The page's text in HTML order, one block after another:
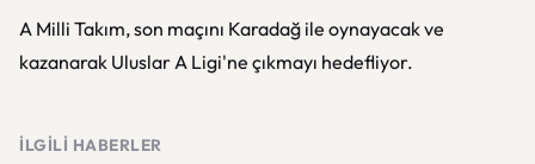
A Milli Takım, son maçını Karadağ ile oynayacak ve
kazanarak Uluslar A Ligi'ne çıkmayı hedefliyor.
İLGILI HABERLER